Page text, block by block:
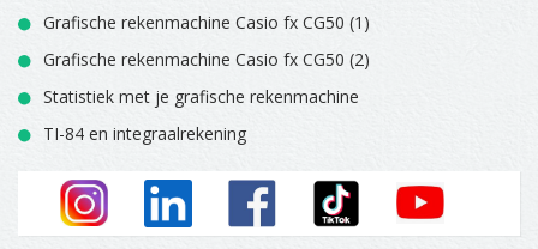
Grafische rekenmachine Casio fx CG50 (1)
Grafische rekenmachine Casio fx CG50 (2)
Statistiek met je grafische rekenmachine
TI-84 en integraalrekening